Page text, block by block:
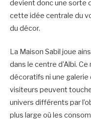
devient donc une sorte
cette idée centrale du
du décor.
La Maison Sabil joue
dans le centre d’Albi. Ce
décoratifs ni une galerie
visiteurs peuvent
univers différents par
plus large où les